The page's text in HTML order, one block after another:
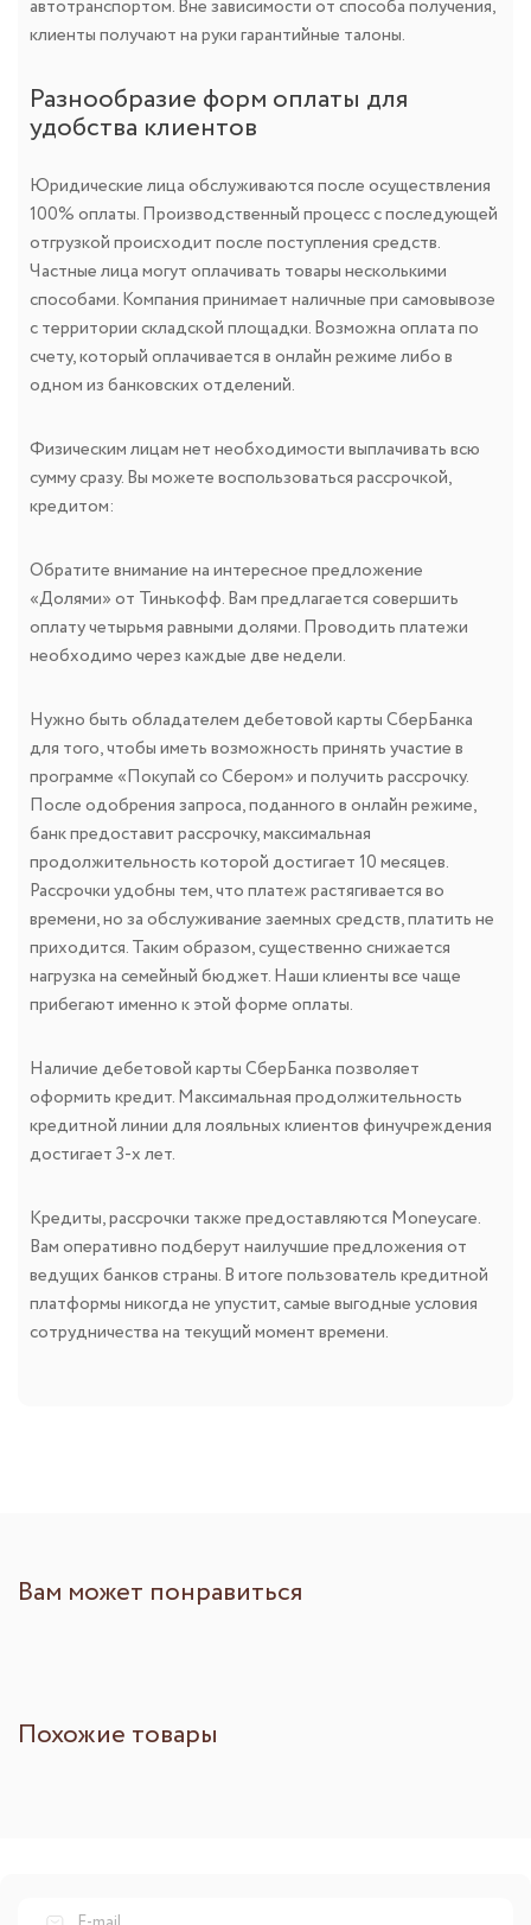
автотранспортом. Вне зависимости от способа получения,
клиенты получают на руки гарантийные талоны.
Разнообразие форм оплаты для
удобства клиентов
Юридические лица обслуживаются после осуществления
100% оплаты. Производственный процесс с последующей
отгрузкой происходит после поступления средств.
Частные лица могут оплачивать товары несколькими
способами. Компания принимает наличные при самовывозе
с территории складской площадки. Возможна оплата по
счету, который оплачивается в онлайн режиме либо в
одном из банковских отделений.
Физическим лицам нет необходимости выплачивать всю
сумму сразу. Вы можете воспользоваться рассрочкой,
кредитом:
Обратите внимание на интересное предложение
«Долями» от Тинькофф. Вам предлагается совершить
оплату четырьмя равными долями. Проводить платежи
необходимо через каждые две недели.
Нужно быть обладателем дебетовой карты СберБанка
для того, чтобы иметь возможность принять участие в
программе «Покупай со Сбером» и получить рассрочку.
После одобрения запроса, поданного в онлайн режиме,
банк предоставит рассрочку, максимальная
продолжительность которой достигает 10 месяцев.
Рассрочки удобны тем, что платеж растягивается во
времени, но за обслуживание заемных средств, платить не
приходится. Таким образом, существенно снижается
нагрузка на семейный бюджет. Наши клиенты все чаще
прибегают именно к этой форме оплаты.
Наличие дебетовой карты СберБанка позволяет
оформить кредит. Максимальная продолжительность
кредитной линии для лояльных клиентов финучреждения
достигает 3-х лет.
Кредиты, рассрочки также предоставляются Moneycare.
Вам оперативно подберут наилучшие предложения от
ведущих банков страны. В итоге пользователь кредитной
платформы никогда не упустит, самые выгодные условия
сотрудничества на текущий момент времени.
Вам может понравиться
Похожие товары